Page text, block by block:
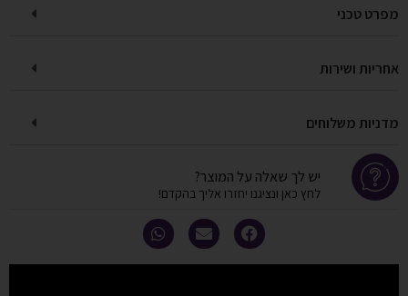
מפרט טכני
אחריות ושירות
מדניות משלוחים
יש לך שאלה על המוצר?
לחץ כאן ונציגנו יחזרו אליך בהקדם!